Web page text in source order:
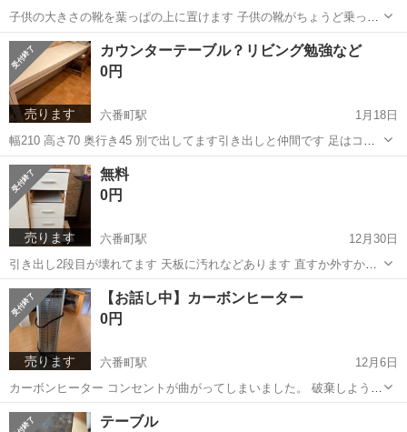
子供の大きさの靴を葉っぱの上に置けます 子供の靴がちょうど乗っか
り可愛いです。 熱田区まで取りに来られる方 よろしくお願いします。
愛知 名古屋市 キッズ用品 シェルフ
売ります
カウンターテーブル？リビング勉強など
0円
六番町駅
1月18日
幅210 高さ70 奥行き45 別で出してます引き出しと仲間です 足はコの
字になっており安定しています 写真3枚目のテーブルの手前の板を組
み立て順番間違えてしまったので隙間がありますが使用に問題はない
です 写真2枚目のコン...
愛知 名古屋市
売ります
無料
0円
六番町駅
12月30日
引き出し2段目が壊れてます 天板に汚れなどあります 直すか外すかし
て使える方どうぞ 高さ70 奥行き45 幅30
愛知 名古屋市 六番町駅 収納家具 無料
売ります
【お話し中】カーボンヒーター
0円
六番町駅
12月6日
カーボンヒーター コンセントが曲がってしまいました。 破棄しようと
思うのですが、もし欲しい方いたらお願いします お話し中で返信でき
てない方ごめんなさい
愛知 名古屋市 六番町駅
テーブル